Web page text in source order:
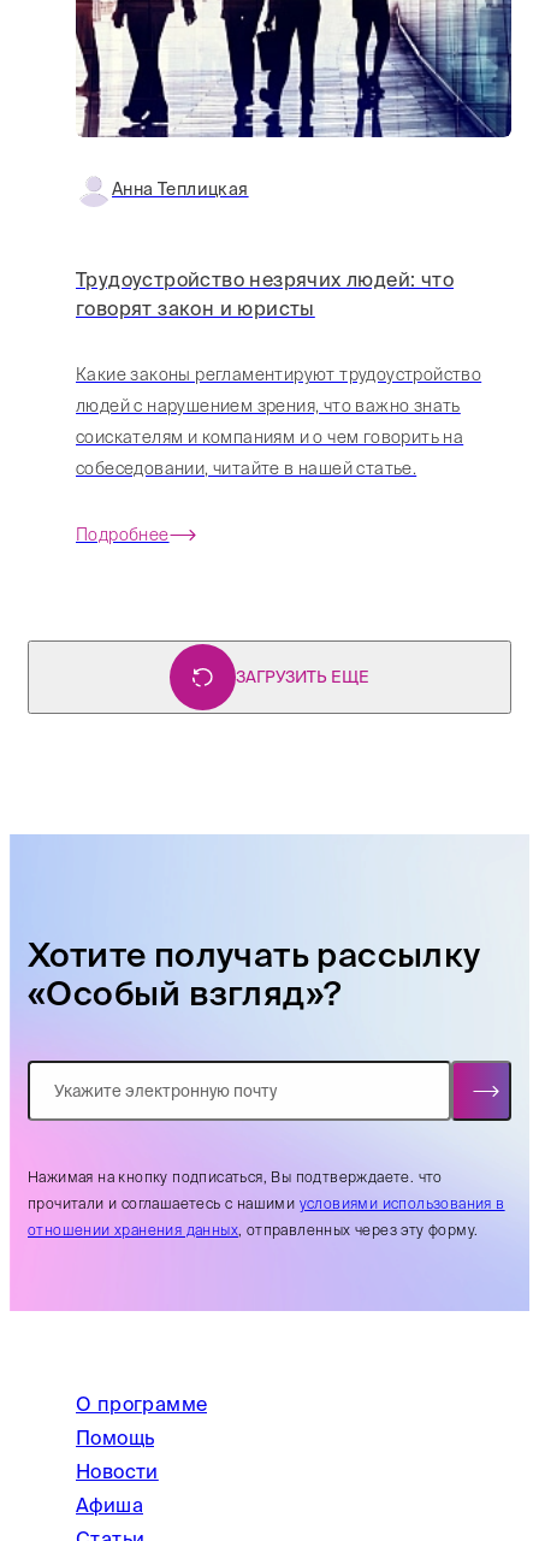
Анна Теплицкая
Трудоустройство незрячих людей: что
говорят закон и юристы
Какие законы регламентируют трудоустройство
людей с нарушением зрения, что важно знать
соискателям и компаниям и о чем говорить на
собеседовании, читайте в нашей статье.
Подробнее
ЗАГРУЗИТЬ ЕЩЕ
Хотите получать рассылку
«Особый взгляд»?
Нажимая на кнопку подписаться, Вы подтверждаете. что
прочитали и соглашаетесь с нашими условиями использования в
отношении хранения данных, отправленных через эту форму.
О программе
Помощь
Новости
Афиша